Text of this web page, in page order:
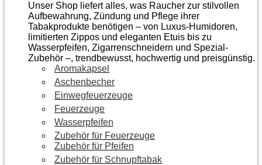
Unser Shop liefert alles, was Raucher zur stilvollen
Aufbewahrung, Zündung und Pflege ihrer
Tabakprodukte benötigen – von Luxus-Humidoren,
limitierten Zippos und eleganten Etuis bis zu
Wasserpfeifen, Zigarrenschneidern und Spezial-
Zubehör –, trendbewusst, hochwertig und preisgünstig.
Aromakapsel
Aschenbecher
Einwegfeuerzeuge
Feuerzeuge
Wasserpfeifen
Zubehör für Feuerzeuge
Zubehör für Pfeifen
Zubehör für Schnupftabak